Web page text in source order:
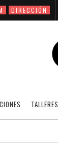
DIRECCIÓN
TALLERES